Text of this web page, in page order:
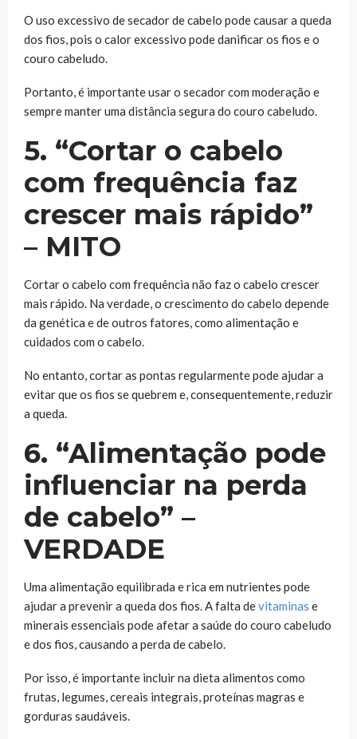
O uso excessivo de secador de cabelo pode causar a queda
dos fios, pois o calor excessivo pode danificar os fios e o
couro cabeludo.
Portanto, é importante usar o secador com moderação e
sempre manter uma distância segura do couro cabeludo.
5. “Cortar o cabelo
com frequência faz
crescer mais rápido”
– MITO
Cortar o cabelo com frequência não faz o cabelo crescer
mais rápido. Na verdade, o crescimento do cabelo depende
da genética e de outros fatores, como alimentação e
cuidados com o cabelo.
No entanto, cortar as pontas regularmente pode ajudar a
evitar que os fios se quebrem e, consequentemente, reduzir
a queda.
6. “Alimentação pode
influenciar na perda
de cabelo” –
VERDADE
Uma alimentação equilibrada e rica em nutrientes pode
ajudar a prevenir a queda dos fios. A falta devitaminas e
minerais essenciais pode afetar a saúde do couro cabeludo
e dos fios, causando a perda de cabelo.
Por isso, é importante incluir na dieta alimentos como
frutas, legumes, cereais integrais, proteínas magras e
gorduras saudáveis.